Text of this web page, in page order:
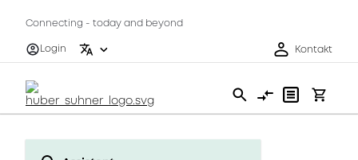
Connecting - today and beyond
Login
Kontakt